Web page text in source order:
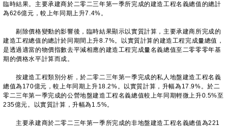
臨時結果。主要承建商於二零二三年第一季所完成的建造工程名義總值的總計
為626億元，較上年同期上升7.4%。
剔除價格變動的影響後，臨時結果顯示以實質計算，主要承建商所完成的
建造工程總值的總計於同期間上升8.7%。以實質計算的建造工程完成量總值，
是透過適當的物價指數去平減相應的建造工程完成量名義總值至二零零零年基
期的價格水平計算而成。
按建造工程類別分析，於二零二三年第一季完成的私人地盤建造工程名義
總值為170億元，較上年同期上升18.2%。以實質計算，升幅為17.9%。於二
零二三年第一季完成的公營地盤建造工程名義總值較上年同期輕微上升0.5%至
235億元。以實質計算，升幅為1.5%。
主要承建商於二零二三年第一季所完成的非地盤建造工程名義總值為221